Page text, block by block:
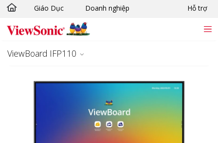
Chuyển đến nội dung chính
Giáo Dục Doanh nghiệp Hỗ trợ
ViewBoard IFP110